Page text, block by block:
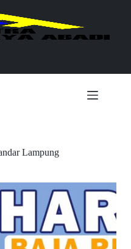
Lampung